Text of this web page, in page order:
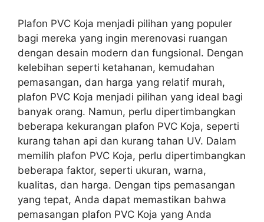
Plafon PVC Koja menjadi pilihan yang populer
bagi mereka yang ingin merenovasi ruangan
dengan desain modern dan fungsional. Dengan
kelebihan seperti ketahanan, kemudahan
pemasangan, dan harga yang relatif murah,
plafon PVC Koja menjadi pilihan yang ideal bagi
banyak orang. Namun, perlu dipertimbangkan
beberapa kekurangan plafon PVC Koja, seperti
kurang tahan api dan kurang tahan UV. Dalam
memilih plafon PVC Koja, perlu dipertimbangkan
beberapa faktor, seperti ukuran, warna,
kualitas, dan harga. Dengan tips pemasangan
yang tepat, Anda dapat memastikan bahwa
pemasangan plafon PVC Koja yang Anda